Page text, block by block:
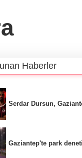
Haberler
Serdar Dursun,
Gaziantep'te park